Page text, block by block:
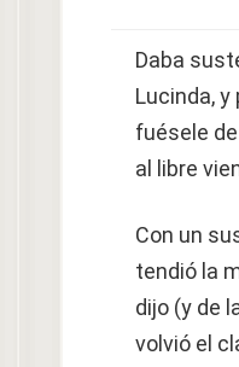
Daba
Lucinda,
fuésele
al libre
Con un
tendió la
dijo (y de
volvió el